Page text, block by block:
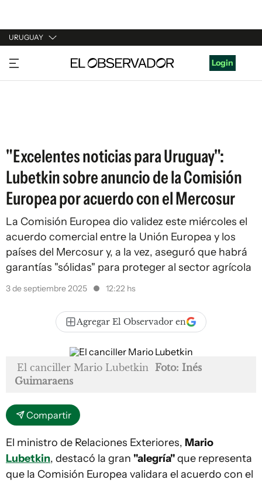
URUGUAY
URUGUAY
ARGENTINA
Login
"Excelentes noticias para Uruguay":
Lubetkin sobre anuncio de la Comisión
Europea por acuerdo con el Mercosur
La Comisión Europea dio validez este miércoles el
acuerdo comercial entre la Unión Europea y los
países del Mercosur y, a la vez, aseguró que habrá
garantías "sólidas" para proteger al sector agrícola
3 de septiembre 2025 12:22 hs
Agregar El Observador en
El canciller Mario Lubetkin Foto: Inés
Guimaraens
Compartir
El ministro de Relaciones Exteriores, Mario
Lubetkin, destacó la gran "alegría"que representa
que la Comisión Europea validara el acuerdo con el